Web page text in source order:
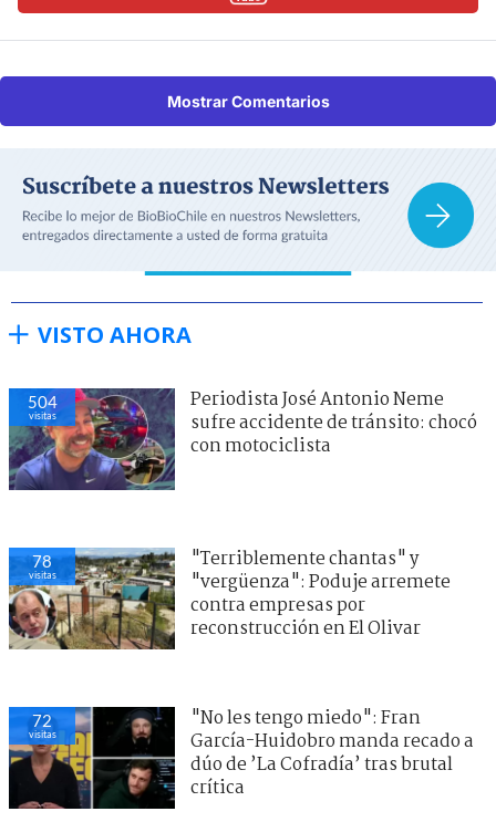
Mostrar Comentarios
VISTO AHORA
504
visitas
Periodista José Antonio Neme
sufre accidente de tránsito: chocó
con motociclista
78
visitas
"Terriblemente chantas" y
"vergüenza": Poduje arremete
contra empresas por
reconstrucción en El Olivar
72
visitas
"No les tengo miedo": Fran
García-Huidobro manda recado a
dúo de ’La Cofradía’ tras brutal
crítica